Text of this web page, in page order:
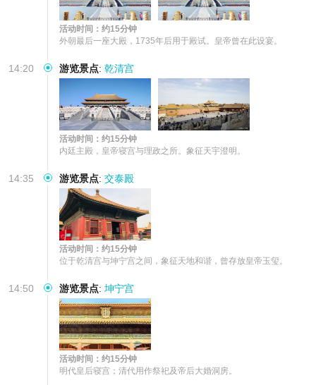
活动时间：约15分钟
外朝最后一座大殿，1735年后用于殿试。皇帝曾在此设宴。
14:20 游览景点: 乾清宫
活动时间：约15分钟
内廷主殿，皇帝寝宫与理政之所。象征天宇澄明。
14:35 游览景点: 交泰殿
活动时间：约15分钟
位于乾清宫与坤宁宫之间，象征天地和谐，曾存放皇帝玉玺。
14:50 游览景点: 坤宁宫
活动时间：约15分钟
明代皇后寝宫；清代用作祭祀及帝后大婚洞房。